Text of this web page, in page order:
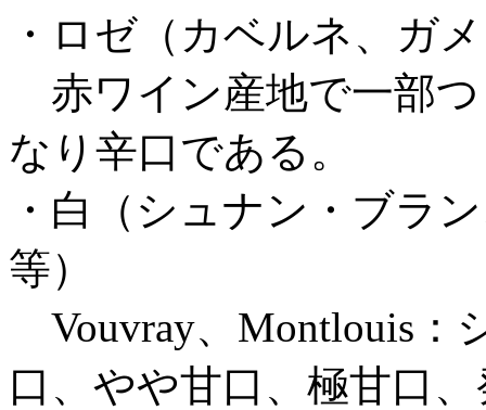
・ロゼ（カベルネ、ガ
赤ワイン産地で一部
なり辛口である。
・白（シュナン・ブラ
等）
Vouvray、Montlouis：
口、やや甘口、極甘口